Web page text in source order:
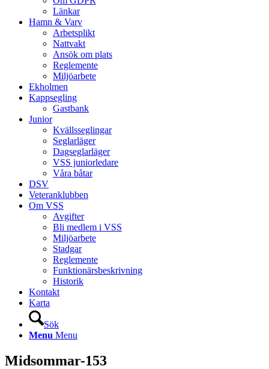
Länkar
Hamn & Varv
Arbetsplikt
Nattvakt
Ansök om plats
Reglemente
Miljöarbete
Ekholmen
Kappsegling
Gastbank
Junior
Kvällsseglingar
Seglarläger
Dagseglarläger
VSS juniorledare
Våra båtar
DSV
Veteranklubben
Om VSS
Avgifter
Bli medlem i VSS
Miljöarbete
Stadgar
Reglemente
Funktionärsbeskrivning
Historik
Kontakt
Karta
Sök
Menu Menu
Midsommar-153